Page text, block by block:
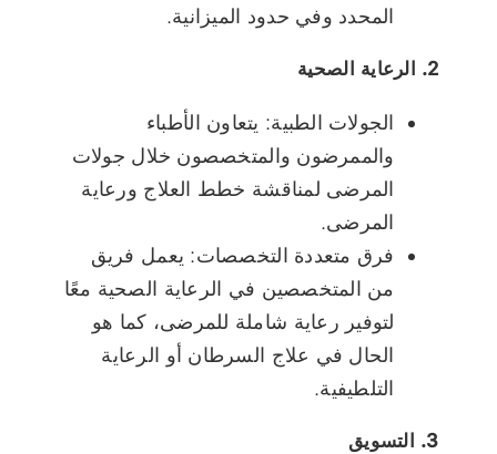
المحدد وفي حدود الميزانية.
2. الرعاية الصحية
الجولات الطبية: يتعاون الأطباء
والممرضون والمتخصصون خلال جولات
المرضى لمناقشة خطط العلاج ورعاية
المرضى.
فرق متعددة التخصصات: يعمل فريق
من المتخصصين في الرعاية الصحية معًا
لتوفير رعاية شاملة للمرضى، كما هو
الحال في علاج السرطان أو الرعاية
التلطيفية.
3. التسويق